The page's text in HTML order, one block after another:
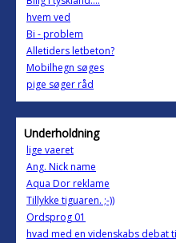
hvem ved
Bi - problem
Alletiders letbeton?
Mobilhegn søges
pige søger råd
Underholdning
lige vaeret
Ang. Nick name
Aqua Dor reklame
Tillykke tiguaren. ;-))
Ordsprog 01
hvad med en videnskabs debat